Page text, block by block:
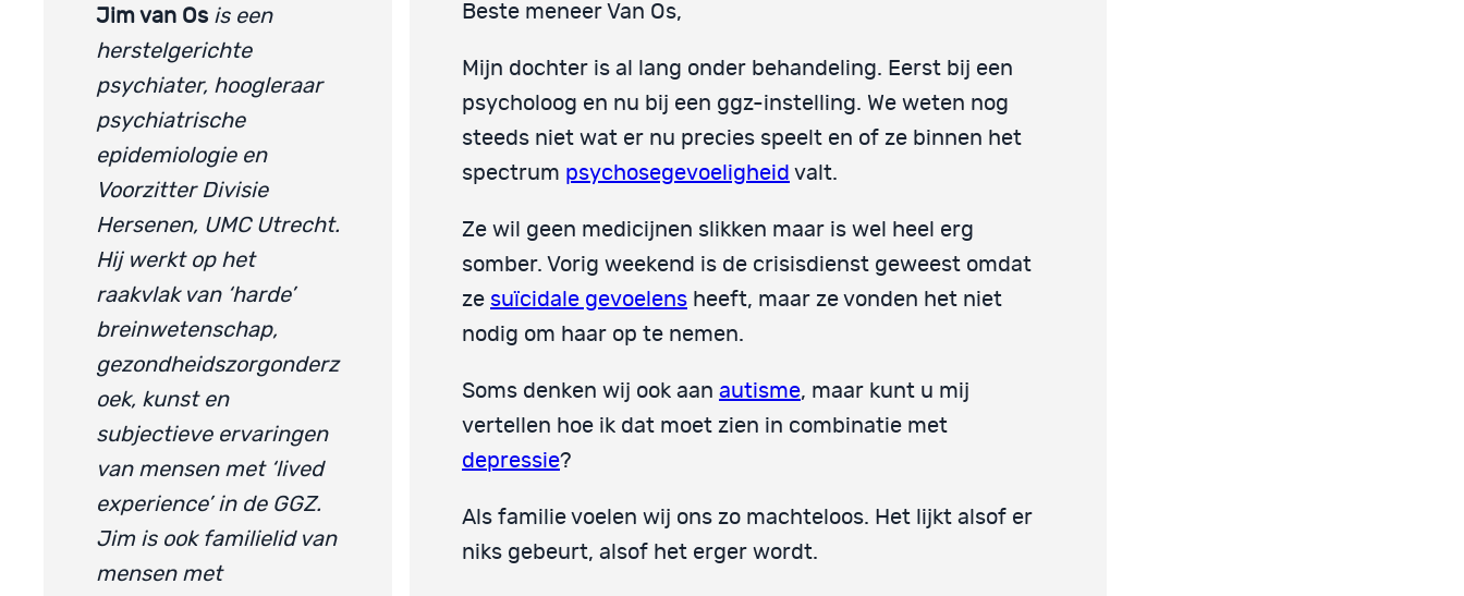
Jim van Os is een
herstelgerichte
psychiater, hoogleraar
psychiatrische
epidemiologie en
Voorzitter Divisie
Hersenen, UMC Utrecht.
Hij werkt op het
raakvlak van ‘harde’
breinwetenschap,
gezondheidszorgonderz
oek, kunst en
subjectieve ervaringen
van mensen met ‘lived
experience’ in de GGZ.
Jim is ook familielid van
mensen met
Beste meneer Van Os,
Mijn dochter is al lang onder behandeling. Eerst bij een
psycholoog en nu bij een ggz-instelling. We weten nog
steeds niet wat er nu precies speelt en of ze binnen het
spectrum psychosegevoeligheid valt.
Ze wil geen medicijnen slikken maar is wel heel erg
somber. Vorig weekend is de crisisdienst geweest omdat
ze suïcidale gevoelens heeft, maar ze vonden het niet
nodig om haar op te nemen.
Soms denken wij ook aan autisme, maar kunt u mij
vertellen hoe ik dat moet zien in combinatie met
depressie?
Als familie voelen wij ons zo machteloos. Het lijkt alsof er
niks gebeurt, alsof het erger wordt.